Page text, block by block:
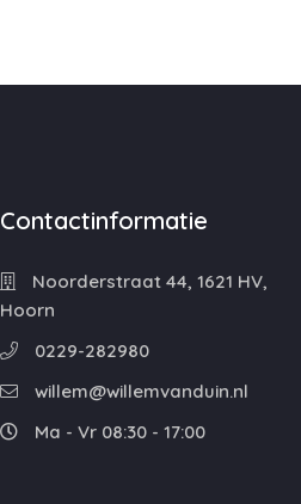
Contactinformatie
Noorderstraat 44, 1621 HV,
Hoorn
0229-282980
willem@willemvanduin.nl
Ma - Vr 08:30 - 17:00